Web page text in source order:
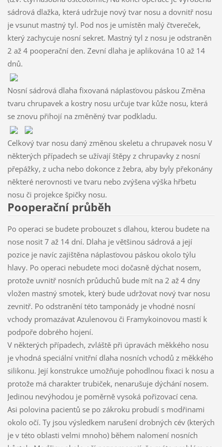
sádrová dlažka, která udržuje nový tvar nosu a dovnitř nosu
je vsunut mastný tyl. Pod nos je umístěn malý čtvereček,
který zachycuje nosní sekret. Mastný tyl z nosu je odstraněn
2 až 4 pooperační den. Zevní dlaha je aplikována 10 až 14
dnů.
Nosní sádrová dlaha fixovaná náplasťovou páskou Změna
tvaru chrupavek a kostry nosu určuje tvar kůže nosu, která
se znovu přihojí na změněný tvar podkladu.
Celkový tvar nosu daný změnou skeletu a chrupavek nosu V
některých případech se užívají štěpy z chrupavky z nosní
přepážky, z ucha nebo dokonce z žebra, aby byly překonány
některé nerovnosti ve tvaru nebo zvýšena výška hřbetu
nosu či projekce špičky nosu.
Pooperační průběh
Po operaci se budete probouzet s dlahou, kterou budete na
nose nosit 7 až 14 dní. Dlaha je většinou sádrová a její
pozice je navíc zajištěna náplasťovou páskou okolo týlu
hlavy. Po operaci nebudete moci dočasně dýchat nosem,
protože uvnitř nosních průduchů bude mít na 2 až 4 dny
vložen mastný smotek, který bude udržovat nový tvar nosu
zevnitř. Po odstranění této tamponády je vhodné nosní
vchody promazávat Azulenovou či Framykoinovou mastí k
podpoře dobrého hojení.
V některých případech, zvláště při úpravách měkkého nosu
je vhodná speciální vnitřní dlaha nosních vchodů z měkkého
silikonu. Její konstrukce umožňuje pohodlnou fixaci k nosu a
protože má charakter trubiček, nenarušuje dýchání nosem.
Jedinou nevýhodou je poměrně vysoká pořizovací cena.
Asi polovina pacientů se po zákroku probudí s modřinami
okolo očí. Ty jsou výsledkem narušení drobných cév (kterých
je v této oblasti velmi mnoho) během nalomení nosních